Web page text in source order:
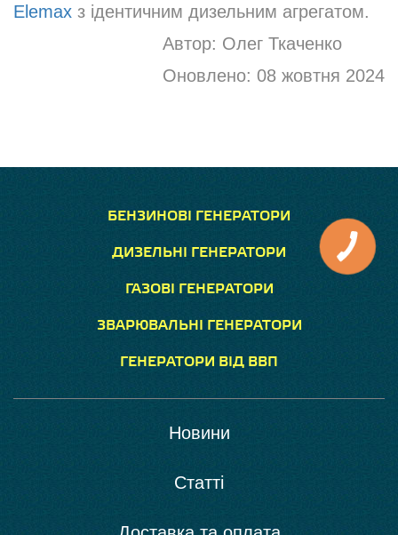
Elemax з ідентичним дизельним агрегатом.
Автор: Олег Ткаченко
Оновлено: 08 жовтня 2024
БЕНЗИНОВІ ГЕНЕРАТОРИ
ДИЗЕЛЬНІ ГЕНЕРАТОРИ
ГАЗОВІ ГЕНЕРАТОРИ
ЗВАРЮВАЛЬНІ ГЕНЕРАТОРИ
ГЕНЕРАТОРИ ВІД ВВП
Новини
Статті